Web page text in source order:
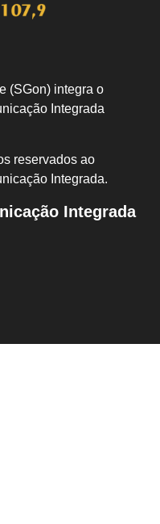
(SGon) integra o
Integrada
reservados ao
I ntegrada.
Integrada